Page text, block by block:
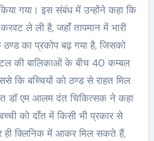
गया। इस संबंध में उन्होंने कहा कि
ले ली है, जहाँ तापमान में भारी
का प्रकोप बढ़ गया है, जिसको
की बालिकाओं के बीच 40 कम्बल
कि बच्चियों को ठण्ड से राहत मिल
डॉ एम आलम दंत चिकित्सक ने कहा
को दाँत में किसी भी प्रकार से
ही क्लिनिक में आकर मिल सकते हैं,